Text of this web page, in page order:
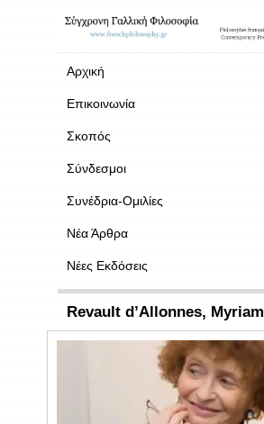
Αρχική
Επικοινωνία
Σκοπός
Σύνδεσμοι
Συνέδρια-Ομιλίες
Νέα Άρθρα
Νέες Εκδόσεις
Revault d’Allonnes, Myriam